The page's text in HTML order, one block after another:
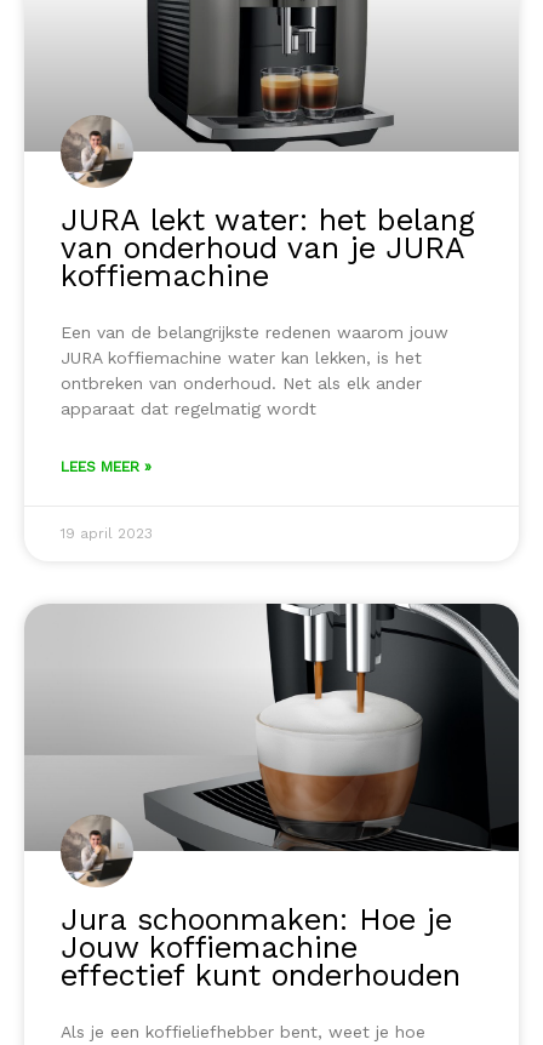
JURA lekt water: het belang
van onderhoud van je JURA
koffiemachine
Een van de belangrijkste redenen waarom jouw
JURA koffiemachine water kan lekken, is het
ontbreken van onderhoud. Net als elk ander
apparaat dat regelmatig wordt
LEES MEER »
19 april 2023
Jura schoonmaken: Hoe je
Jouw koffiemachine
effectief kunt onderhouden
Als je een koffieliefhebber bent, weet je hoe